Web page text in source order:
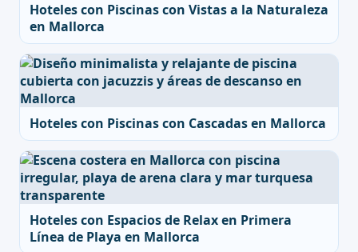
Hoteles con Piscinas con Vistas a la Naturaleza
en Mallorca
Hoteles con Piscinas con Cascadas en Mallorca
Hoteles con Espacios de Relax en Primera
Línea de Playa en Mallorca